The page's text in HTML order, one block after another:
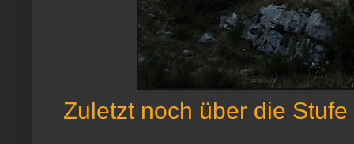
Zuletzt noch über die